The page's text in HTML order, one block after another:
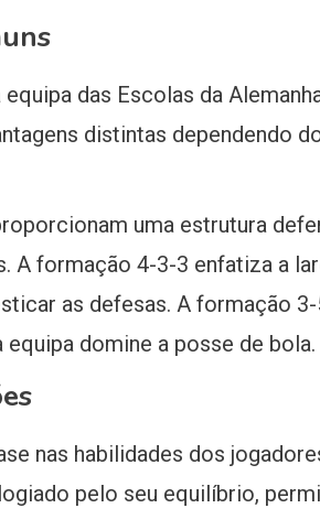
das Escolas da
distintas dependendo
uma estrutura
A formação 4-3-3 enfatiza a
as defesas. A formação
domine a posse de bola.
nas habilidades dos
pelo seu equilíbrio,